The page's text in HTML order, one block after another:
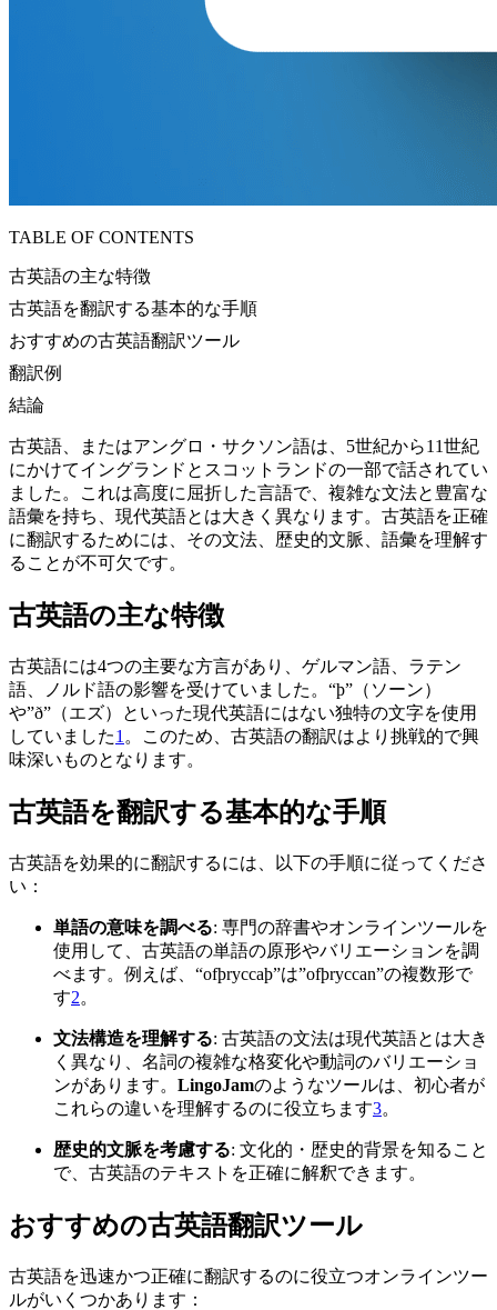
TABLE OF CONTENTS
古英語の主な特徴
古英語を翻訳する基本的な手順
おすすめの古英語翻訳ツール
翻訳例
結論
古英語、またはアングロ・サクソン語は、5世紀から11世紀
にかけてイングランドとスコットランドの一部で話されてい
ました。これは高度に屈折した言語で、複雑な文法と豊富な
語彙を持ち、現代英語とは大きく異なります。古英語を正確
に翻訳するためには、その文法、歴史的文脈、語彙を理解す
ることが不可欠です。
古英語の主な特徴
古英語には4つの主要な方言があり、ゲルマン語、ラテン
語、ノルド語の影響を受けていました。“þ”（ソーン）
や”ð”（エズ）といった現代英語にはない独特の文字を使用
していました1 。このため、古英語の翻訳はより挑戦的で興
味深いものとなります。
古英語を翻訳する基本的な手順
古英語を効果的に翻訳するには、以下の手順に従ってくださ
い：
単語の意味を調べる: 専門の辞書やオンラインツールを
使用して、古英語の単語の原形やバリエーションを調
べます。例えば、“ofþryccaþ”は”ofþryccan”の複数形で
す2。
文法構造を理解する: 古英語の文法は現代英語とは大き
く異なり、名詞の複雑な格変化や動詞のバリエーショ
ンがあります。 LingoJamのようなツールは、初心者が
これらの違いを理解するのに役立ちます3。
歴史的文脈を考慮する: 文化的・歴史的背景を知ること
で、古英語のテキストを正確に解釈できます。
おすすめの古英語翻訳ツール
古英語を迅速かつ正確に翻訳するのに役立つオンラインツー
ルがいくつかあります：